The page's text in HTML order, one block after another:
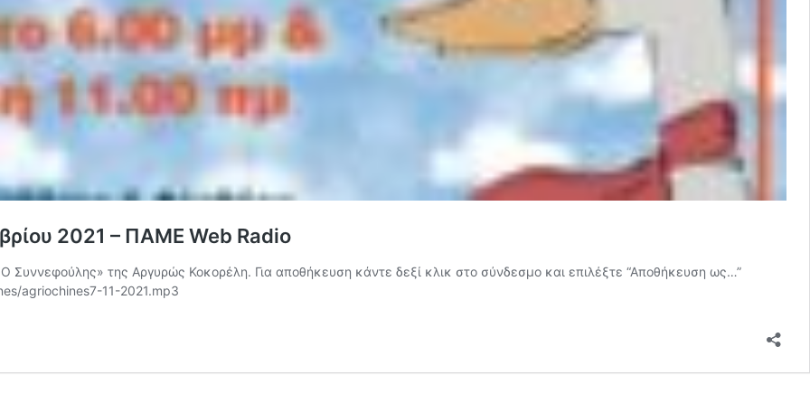
2021 – ΠΑΜΕ Web Radio
Συννεφούλης» της Αργυρώς Κοκορέλη. Για αποθήκευση κάντε δεξί κλικ στο σύνδεσμο και επιλέξτε “Αποθήκευση ως…”
agriochines7-11-2021.mp3